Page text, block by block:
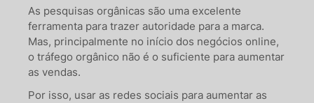
As pesquisas orgânicas são uma excelente
ferramenta para trazer autoridade para a marca.
Mas, principalmente no início dos negócios online,
o tráfego orgânico não é o suficiente para aumentar
as vendas.
Por isso, usar as redes sociais para aumentar as